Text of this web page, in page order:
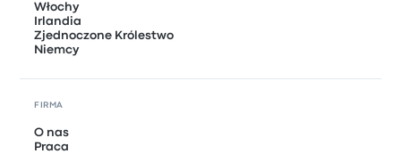
Włochy
Irlandia
Zjednoczone Królestwo
Niemcy
FIRMA
O nas
Praca